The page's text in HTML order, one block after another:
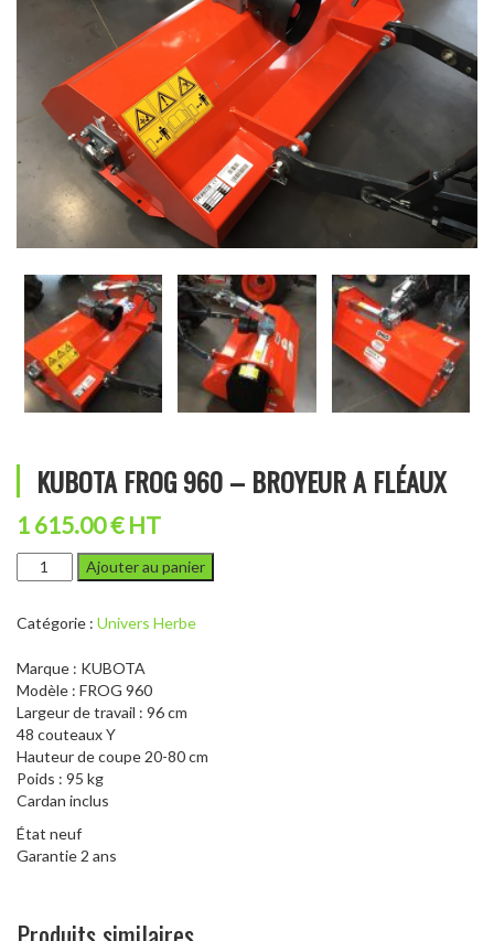
KUBOTA FROG 960 – BROYEUR A FLÉAUX
1 615.00 € HT
quantité
de
FROG
-
BROYEUR
A
FLÉAUX
Ajouter au panier
Catégorie : Univers Herbe
Marque : KUBOTA
Modèle : FROG 960
Largeur de travail : 96 cm
48 couteaux Y
Hauteur de coupe 20-80 cm
Poids : 95 kg
Cardan inclus
État neuf
Garantie 2 ans